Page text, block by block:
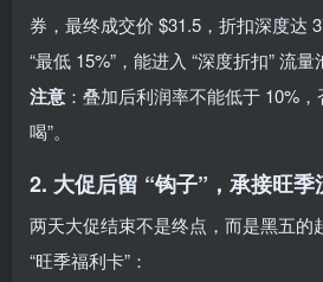
券，最终成交价 $31.5，折扣深度达
“最低 15%”，能进入 “深度折扣” 流量
注意 ：叠加后利润率不能低于 10%
喝”。
2. 大促后留 “钩子”，承接旺季
两天大促结束不是终点，而是黑五的
“旺季福利卡”：